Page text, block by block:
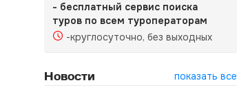
- бесплатный сервис поиска
туров по всем туроператорам
-круглосуточно, без выходных
Новости
показать все